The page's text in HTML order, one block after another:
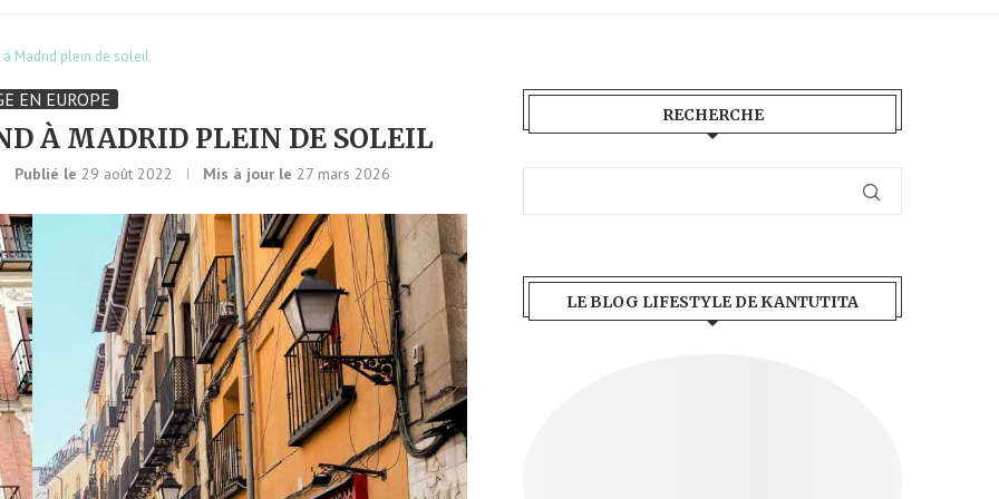
Madrid plein de soleil
EN EUROPE
À MADRID PLEIN DE SOLEIL
Publié le 29 août 2022 Mis à jour le 27 mars 2026
RECHERCHE
LE BLOG LIFESTYLE DE KANTUTITA